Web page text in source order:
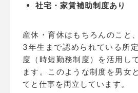
社宅・家賃補助制度あり
産休・育休はもちろんのこと
3年生まで認められている所
度（時短勤務制度）を活用し
ます。このような制度を男女
てと仕事を両立しています。